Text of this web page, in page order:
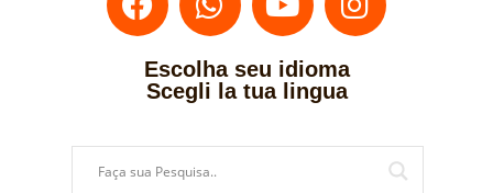
Escolha seu idioma
Scegli la tua lingua